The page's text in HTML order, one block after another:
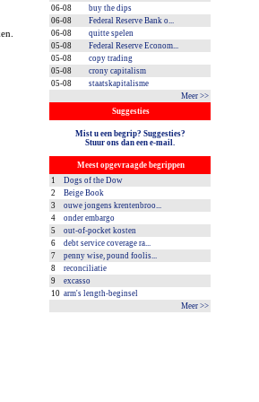
06-08
buy the dips
06-08
Federal Reserve Bank o...
06-08
quitte spelen
05-08
Federal Reserve Econom...
05-08
copy trading
05-08
crony capitalism
05-08
staatskapitalisme
Meer >>
Suggesties
Mist u een begrip? Suggesties?
Stuur ons dan een e-mail.
Meest opgevraagde begrippen
1
Dogs of the Dow
2
Beige Book
3
ouwe jongens krentenbroo...
4
onder embargo
5
out-of-pocket kosten
6
debt service coverage ra...
7
penny wise, pound foolis...
8
reconciliatie
9
excasso
10 arm's length-beginsel
Meer >>